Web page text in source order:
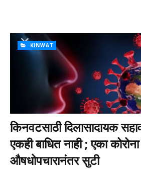
KINWAT
किनवटसाठी दिलासादायक
एकही बाधित नाही ; एका
औषधोपचारानंतर सुटी